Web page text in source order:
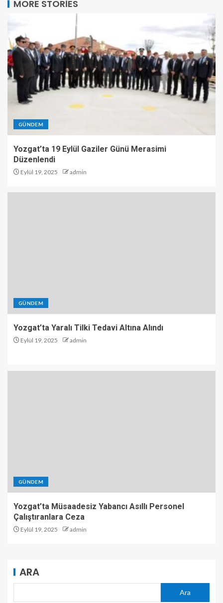
MORE STORIES
GÜNDEM
Yozgat’ta 19 Eylül Gaziler Günü Merasimi
Düzenlendi
Eylül 19, 2025 admin
GÜNDEM
Yozgat’ta Yaralı Tilki Tedavi Altına Alındı
Eylül 19, 2025 admin
GÜNDEM
Yozgat’ta Müsaadesiz Yabancı Asıllı Personel
Çalıştıranlara Ceza
Eylül 19, 2025 admin
ARA
Ara